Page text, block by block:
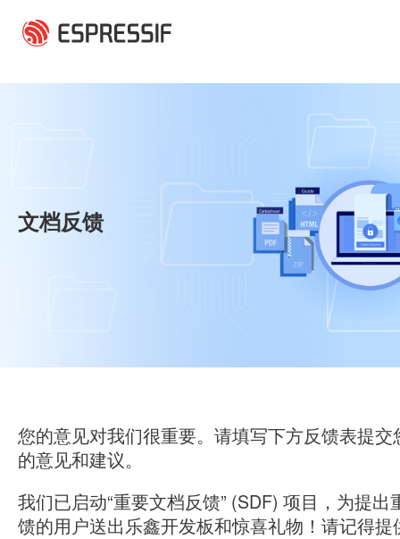
文档反馈
您的意见对我们很重要。请填写下方反馈表提交
的意见和建议。
我们已启动“重要文档反馈” (SDF) 项目，为提出
馈的用户送出乐鑫开发板和惊喜礼物！请记得提